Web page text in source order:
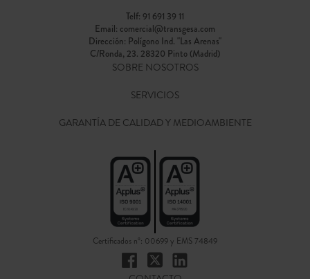
Telf: 91 691 39 11
Email: comercial@transgesa.com
Dirección: Polígono Ind. "Las Arenas"
C/Ronda, 23. 28320 Pinto (Madrid)
SOBRE NOSOTROS
SERVICIOS
GARANTÍA DE CALIDAD Y MEDIOAMBIENTE
Certificados nº: 00699 y EMS 74849